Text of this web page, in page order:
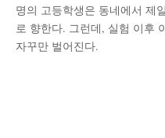
명의 고등학생은 동네에서 제
로 향한다. 그런데, 실험 이후
자꾸만 벌어진다.